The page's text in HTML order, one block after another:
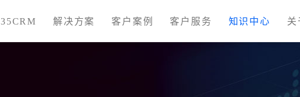
35CRM 解决方案 客户案例 客户服务 知识中心 关